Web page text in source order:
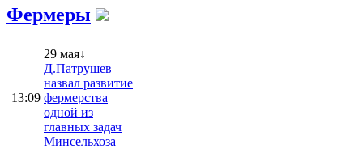
Фермеры
13:09
29 мая↓
Д.Патрушев
назвал развитие
фермерства
одной из
главных задач
Минсельхоза